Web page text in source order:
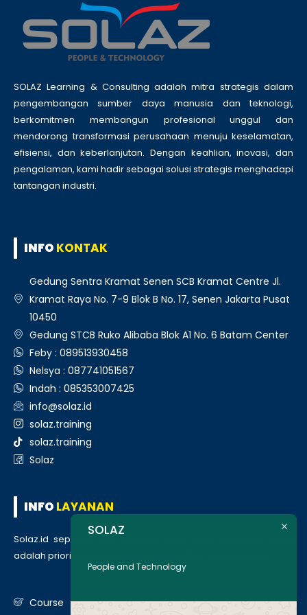
SOLAZ Learning & Consulting adalah mitra strategis dalam
pengembangan sumber daya manusia dan teknologi,
berkomitmen membangun profesional unggul dan
mendorong transformasi perusahaan menuju keselamatan,
efisiensi, dan keberlanjutan. Dengan keahlian, inovasi, dan
pengalaman, kami hadir sebagai solusi strategis menghadapi
tantangan industri.
INFO KONTAK
Gedung Sentra Kramat Senen SCB Kramat Centre Jl.
Kramat Raya No. 7-9 Blok B No. 17, Senen Jakarta Pusat
10450
Gedung STCB Ruko Alibaba Blok A1 No. 6 Batam Center
Feby : 089513930458
Nelsya : 087741051567
Indah : 085353007425
info@solaz.id
solaz.training
solaz.training
Solaz
INFO LAYANAN
Solaz.id sepenuh hati melayani klien kami, kepuasan anda
adalah prioritas utama kami. Berikut daftar layanan kami
Course
SOLAZ
People and Technology